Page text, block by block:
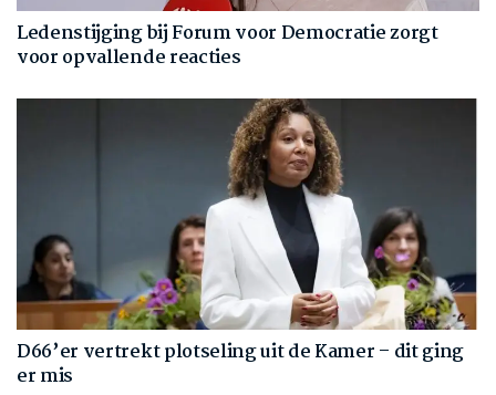
Ledenstijging bij Forum voor Democratie zorgt
voor opvallende reacties
D66’er vertrekt plotseling uit de Kamer – dit ging
er mis